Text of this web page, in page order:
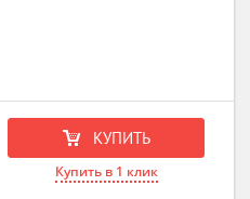
КУПИТЬ
Купить в 1 клик